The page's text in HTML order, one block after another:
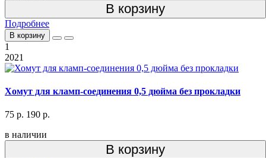
В корзину
Подробнее
В корзину
1
2021
Хомут для кламп-соединения 0,5 дюйма без прокладки
75 р. 190 р.
в наличии
В корзину